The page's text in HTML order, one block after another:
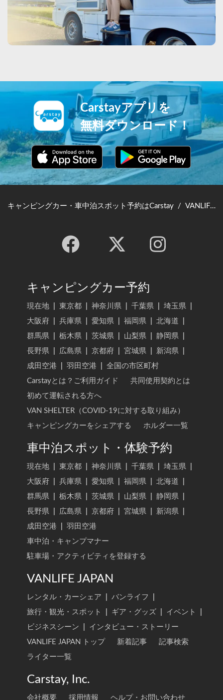
Carstayアプリを
無料ダウンロード！
キャンピングカー・車中泊スポット予約はCarstay / VANLIFE JAPAN TOP
キャンピングカー予約
現在地 東京都 神奈川県 千葉県 埼玉県
大阪府
兵庫県 愛知県 福岡県 北海道
群馬県
栃木県 茨城県 山梨県 静岡県
長野県
広島県 京都府 宮城県 新潟県
成田空港
羽田空港
全国の市区町村
Carstayとは？ご利用ガイド
共同使用契約とは
初めて運転される方へ
VAN SHELTER（COVID-19に対する取り組み）
キャンピングカーをシェアする
ホルダー一覧
車中泊スポット・体験予約
現在地 東京都 神奈川県 千葉県 埼玉県
大阪府
兵庫県 愛知県 福岡県 北海道
群馬県
栃木県 茨城県 山梨県 静岡県
長野県
広島県 京都府 宮城県 新潟県
成田空港
羽田空港
車中泊・キャンプマナー
駐車場・アクティビティを登録する
VANLIFE JAPAN
レンタル・カーシェア バンライフ
旅行・観光・スポット
ギア・グッズ イベント
ビジネスシーン
インタビュー・ストーリー
VANLIFE JAPAN トップ
新着記事
記事検索
ライター一覧
Carstay, Inc.
会社概要 採用情報 ヘルプ・お問い合わせ